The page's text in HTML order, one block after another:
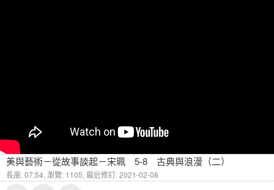
美與藝術－從故事談起－宋珮 5-8 古典與浪漫（二）
長度: 07:54, 瀏覽: 1105, 最近修訂: 2021-02-08